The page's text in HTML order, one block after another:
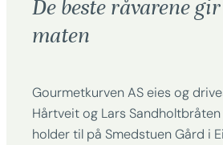
De beste råvarene
maten
Gourmetkurven AS eies og
Hårtveit og Lars
holder til på Smedstuen Gård i